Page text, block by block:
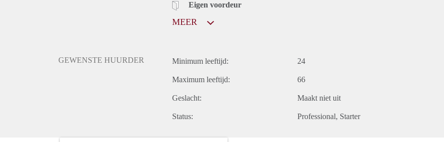
Eigen voordeur
MEER
GEWENSTE HUURDER Minimum leeftijd: 24
Maximum leeftijd: 66
Geslacht: Maakt niet uit
Status: Professional Starter